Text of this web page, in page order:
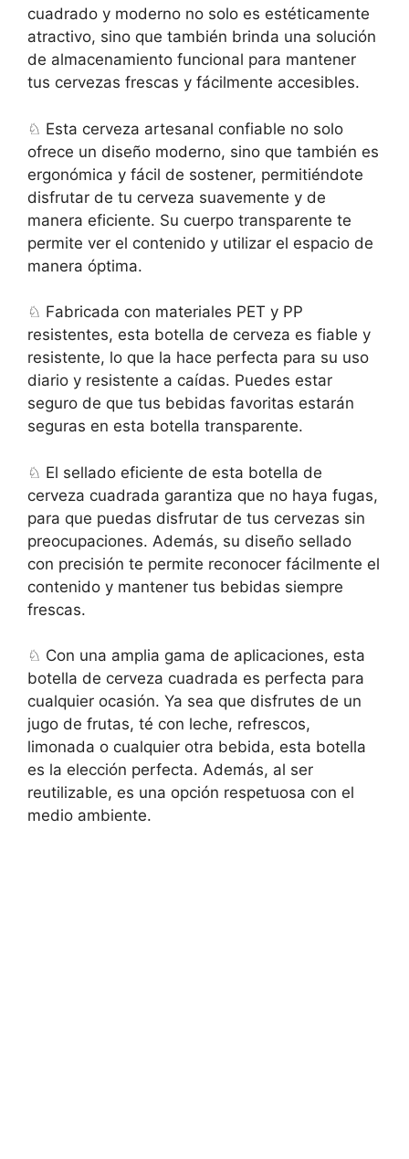
cuadrado y moderno no solo es estéticamente
atractivo, sino que también brinda una solución
de almacenamiento funcional para mantener
tus cervezas frescas y fácilmente accesibles.
♘ Esta cerveza artesanal confiable no solo
ofrece un diseño moderno, sino que también es
ergonómica y fácil de sostener, permitiéndote
disfrutar de tu cerveza suavemente y de
manera eficiente. Su cuerpo transparente te
permite ver el contenido y utilizar el espacio de
manera óptima.
♘ Fabricada con materiales PET y PP
resistentes, esta botella de cerveza es fiable y
resistente, lo que la hace perfecta para su uso
diario y resistente a caídas. Puedes estar
seguro de que tus bebidas favoritas estarán
seguras en esta botella transparente.
♘ El sellado eficiente de esta botella de
cerveza cuadrada garantiza que no haya fugas,
para que puedas disfrutar de tus cervezas sin
preocupaciones. Además, su diseño sellado
con precisión te permite reconocer fácilmente el
contenido y mantener tus bebidas siempre
frescas.
♘ Con una amplia gama de aplicaciones, esta
botella de cerveza cuadrada es perfecta para
cualquier ocasión. Ya sea que disfrutes de un
jugo de frutas, té con leche, refrescos,
limonada o cualquier otra bebida, esta botella
es la elección perfecta. Además, al ser
reutilizable, es una opción respetuosa con el
medio ambiente.